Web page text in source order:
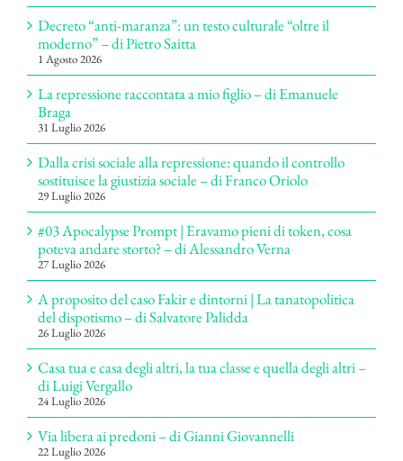
Decreto “anti-maranza”: un testo culturale “oltre il
moderno” – di Pietro Saitta
1 Agosto 2026
La repressione raccontata a mio figlio – di Emanuele
Braga
31 Luglio 2026
Dalla crisi sociale alla repressione: quando il controllo
sostituisce la giustizia sociale – di Franco Oriolo
29 Luglio 2026
#03 Apocalypse Prompt | Eravamo pieni di token, cosa
poteva andare storto? – di Alessandro Verna
27 Luglio 2026
A proposito del caso Fakir e dintorni | La tanatopolitica
del dispotismo – di Salvatore Palidda
26 Luglio 2026
Casa tua e casa degli altri, la tua classe e quella degli altri –
di Luigi Vergallo
24 Luglio 2026
Via libera ai predoni – di Gianni Giovannelli
22 Luglio 2026